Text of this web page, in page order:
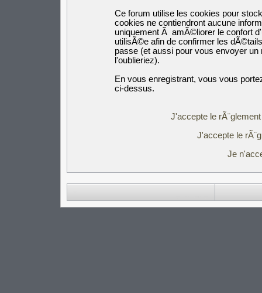
Ce forum utilise les cookies pour
cookies ne contiendront aucune
uniquement Ã amÃ©liorer le confort
utilisÃ©e afin de confirmer les
passe (et aussi pour vous envoyer
l'oublieriez).
En vous enregistrant, vous vous
ci-dessus.
J'accepte le
J'accepte le
Je